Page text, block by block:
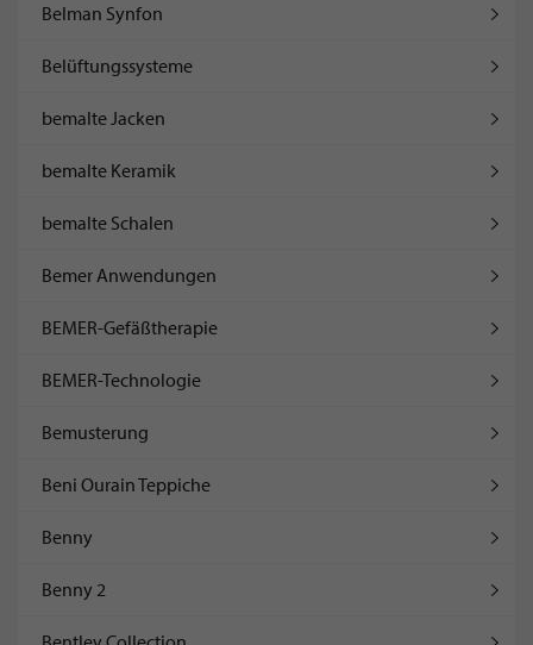
Belman Synfon
Belüftungssysteme
bemalte Jacken
bemalte Keramik
bemalte Schalen
Bemer Anwendungen
BEMER-Gefäßtherapie
BEMER-Technologie
Bemusterung
Beni Ourain Teppiche
Benny
Benny 2